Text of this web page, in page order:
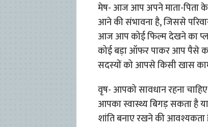
मेष- आज आप अपने माता-पिता के
आने की संभावना है, जिससे
आज आप कोई फिल्म देखने का
कोई बड़ा ऑफर पाकर आप पैसे
सदस्यों को आपसे किसी खास
वृष- आपको सावधान रहना
आपका स्वास्थ्य बिगड़ सकता है
शांति बनाए रखने की